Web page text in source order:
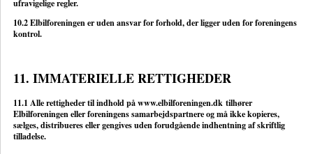
ufravigelige regler.
10.2 Elbilforeningen er uden ansvar for forhold, der ligger uden for foreningens
kontrol.
11. IMMATERIELLE RETTIGHEDER
11.1 Alle rettigheder til indhold påwww.elbilforeningen.dk tilhører
Elbilforeningen eller foreningens samarbejdspartnere og må ikke kopieres,
sælges, distribueres eller gengives uden forudgående indhentning af skriftlig
tilladelse.